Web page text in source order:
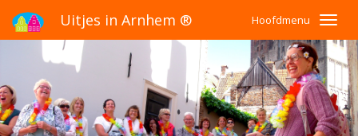
Hoofdmenu
Uitjes in Arnhem ®